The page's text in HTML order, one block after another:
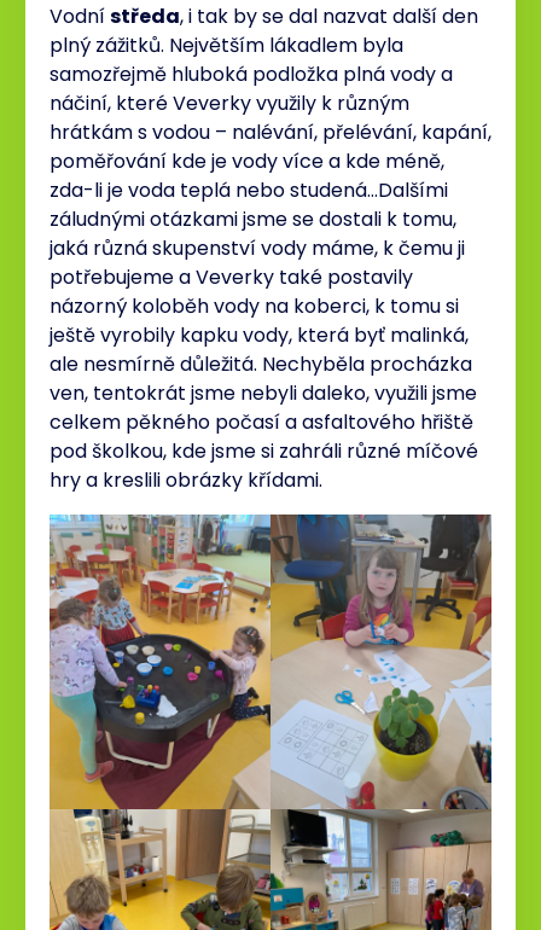
Vodnístředa, i tak by se dal nazvat další den
plný zážitků. Největším lákadlem byla
samozřejmě hluboká podložka plná vody a
náčiní, které Veverky využily k různým
hrátkám s vodou – nalévání, přelévání, kapání,
poměřování kde je vody více a kde méně,
zda-li je voda teplá nebo studená…Dalšími
záludnými otázkami jsme se dostali k tomu,
jaká různá skupenství vody máme, k čemu ji
potřebujeme a Veverky také postavily
názorný koloběh vody na koberci, k tomu si
ještě vyrobily kapku vody, která byť malinká,
ale nesmírně důležitá. Nechyběla procházka
ven, tentokrát jsme nebyli daleko, využili jsme
celkem pěkného počasí a asfaltového hřiště
pod školkou, kde jsme si zahráli různé míčové
hry a kreslili obrázky křídami.